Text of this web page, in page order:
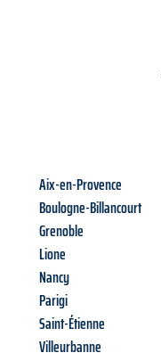
Aix-en-Provence
Boulogne-Billancourt
Grenoble
Lione
Nancy
Parigi
Saint-Étienne
Villeurbanne